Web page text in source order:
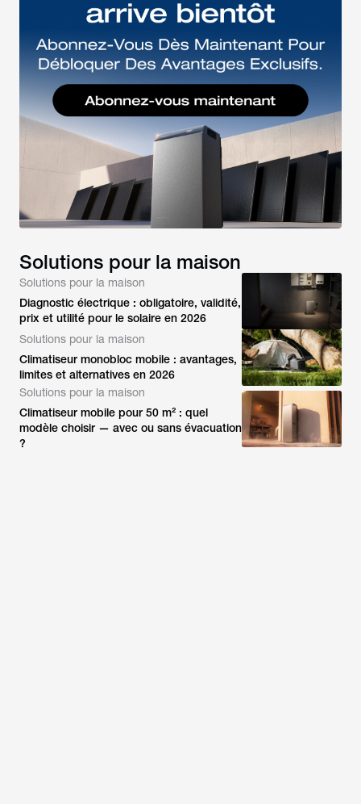
Solutions pour la maison
Solutions pour la maison
Diagnostic électrique : obligatoire, validité,
prix et utilité pour le solaire en 2026
Solutions pour la maison
Climatiseur monobloc mobile : avantages,
limites et alternatives en 2026
Solutions pour la maison
Climatiseur mobile pour 50 m² : quel
modèle choisir — avec ou sans évacuation
?